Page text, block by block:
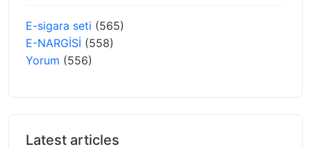
E-sigara seti (565)
E-NARGİSİ (558)
Yorum (556)
Latest articles